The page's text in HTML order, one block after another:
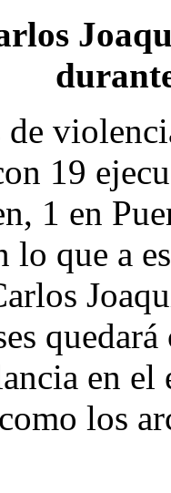
19
1 en
lo que a
en el
los